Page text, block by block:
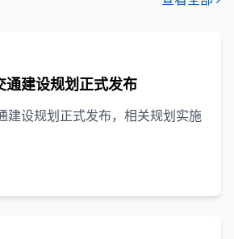
通建设规划正式发布
建设规划正式发布，相关规划实施